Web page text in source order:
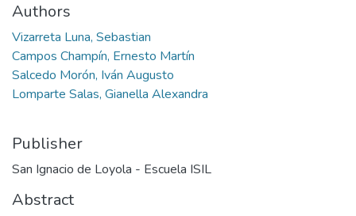
Authors
Vizarreta Luna, Sebastian
Campos Champín, Ernesto Martín
Salcedo Morón, Iván Augusto
Lomparte Salas, Gianella Alexandra
Publisher
San Ignacio de Loyola - Escuela ISIL
Abstract